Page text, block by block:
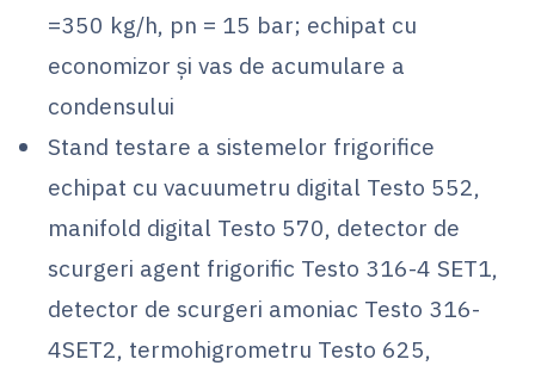
=350 kg/h, pn = 15 bar; echipat cu
economizor și vas de acumulare a
condensului
Stand testare a sistemelor frigorifice
echipat cu vacuumetru digital Testo 552,
manifold digital Testo 570, detector de
scurgeri agent frigorific Testo 316-4 SET1,
detector de scurgeri amoniac Testo 316-
4SET2, termohigrometru Testo 625,